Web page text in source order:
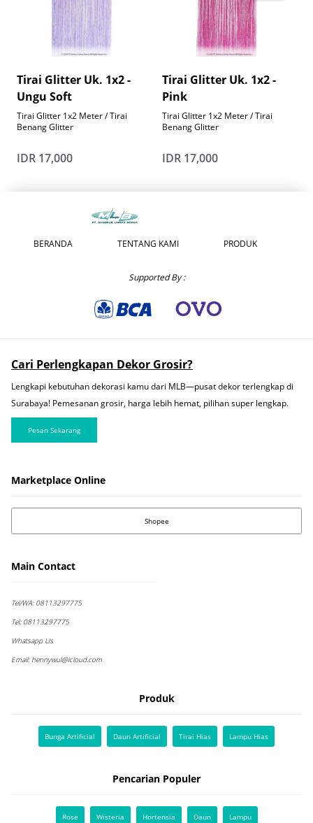
Tirai Glitter Uk. 1x2 -
Ungu Soft
Tirai Glitter 1x2 Meter / Tirai
Benang Glitter
IDR 17,000
Tirai Glitter Uk. 1x2 -
Pink
Tirai Glitter 1x2 Meter / Tirai
Benang Glitter
IDR 17,000
BERANDA TENTANG KAMI PRODUK
Supported By :
Cari Perlengkapan Dekor Grosir?
Lengkapi kebutuhan dekorasi kamu dari MLB—pusat dekor terlengkap di
Surabaya! Pemesanan grosir, harga lebih hemat, pilihan super lengkap.
Pesan Sekarang
Marketplace Online
Shopee
Main Contact
Tel/WA:08113297775
Tel:08113297775
Whatsapp Us
Email:hennywul@icloud.com
Produk
Bunga Artificial Daun Artificial Tirai Hias Lampu Hias
Pencarian Populer
Rose Wisteria Hortensia Daun Lampu